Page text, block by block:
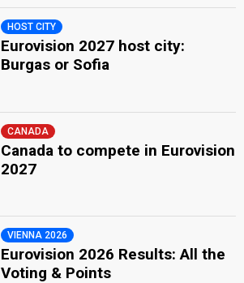
HOST CITY
Eurovision 2027 host city:
Burgas or Sofia
CANADA
Canada to compete in Eurovision
2027
VIENNA 2026
Eurovision 2026 Results: All the
Voting & Points